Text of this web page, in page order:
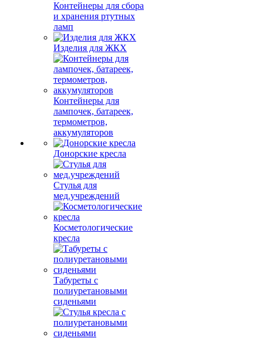
Контейнеры для сбора
и хранения ртутных
ламп
Изделия для ЖКХ
Контейнеры для
лампочек, батареек,
термометров,
аккумуляторов
Донорские кресла
Стулья для
мед.учреждений
Косметологические
кресла
Табуреты с
полиуретановыми
сиденьями